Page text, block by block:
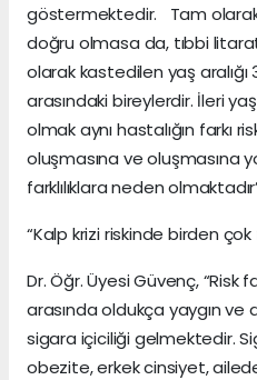
göstermektedir. Tam olarak
doğru olmasa da, tıbbi
olarak kastedilen yaş
arasındaki bireylerdir. İleri
olmak aynı hastalığın farkı
oluşmasına ve oluşmasına
farklılıklara neden
“Kalp krizi riskinde birden
Dr. Öğr. Üyesi Güvenç,
arasında oldukça yaygın
sigara içiciliği gelmektedir.
obezite, erkek cinsiyet,